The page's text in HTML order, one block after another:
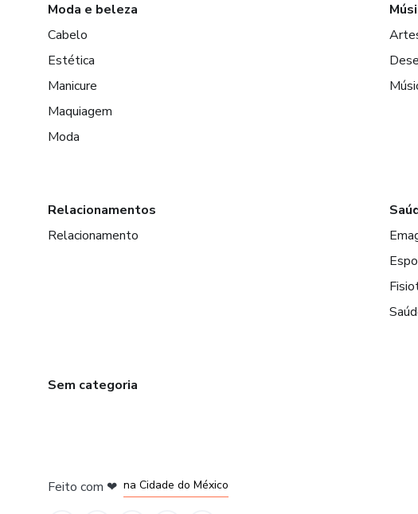
Moda e beleza
Cabelo
Estética
Manicure
Maquiagem
Moda
Relacionamentos
Relacionamento
Sem categoria
Feito com ❤ na Cidade do México